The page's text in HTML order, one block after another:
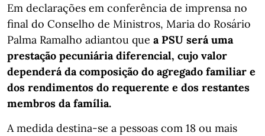
Em declarações em conferência de imprensa no
final do Conselho de Ministros, Maria do Rosário
Palma Ramalho adiantou que a PSU será uma
prestação pecuniária diferencial, cujo valor
dependerá da composição do agregado familiar e
dos rendimentos do requerente e dos restantes
membros da família.
A medida destina-se a pessoas com 18 ou mais